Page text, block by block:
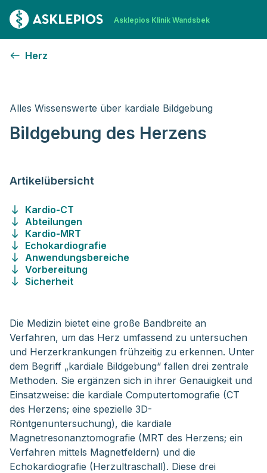
Zur Startseite
Asklepios Klinik Wandsbek
Herz
Alles Wissenswerte über kardiale Bildgebung
Bildgebung des Herzens
Artikelübersicht
Kardio-CT
Abteilungen
Kardio-MRT
Echokardiografie
Anwendungsbereiche
Vorbereitung
Sicherheit
Die Medizin bietet eine große Bandbreite an
Verfahren, um das Herz umfassend zu untersuchen
und Herzerkrankungen frühzeitig zu erkennen. Unter
dem Begriff „kardiale Bildgebung“ fallen drei zentrale
Methoden. Sie ergänzen sich in ihrer Genauigkeit und
Einsatzweise: die kardiale Computertomografie (CT
des Herzens; eine spezielle 3D-
Röntgenuntersuchung), die kardiale
Magnetresonanztomografie (MRT des Herzens; ein
Verfahren mittels Magnetfeldern) und die
Echokardiografie (Herzultraschall). Diese drei